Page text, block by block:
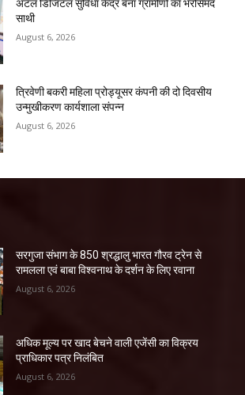
अटल डिजिटल सुविधा केंद्र बना ग्रामीणों का भरोसेमंद
साथी
August 6, 2026
त्रिवेणी बकरी महिला प्रोड्यूसर कंपनी की दो दिवसीय
उन्मुखीकरण कार्यशाला संपन्न
August 6, 2026
सरगुजा संभाग के 850 श्रद्धालु भारत गौरव ट्रेन से
रामलला एवं बाबा विश्वनाथ के दर्शन के लिए रवाना
August 6, 2026
अधिक मूल्य पर खाद बेचने वाली एजेंसी का विक्रय
प्राधिकार पत्र निलंबित
August 6, 2026